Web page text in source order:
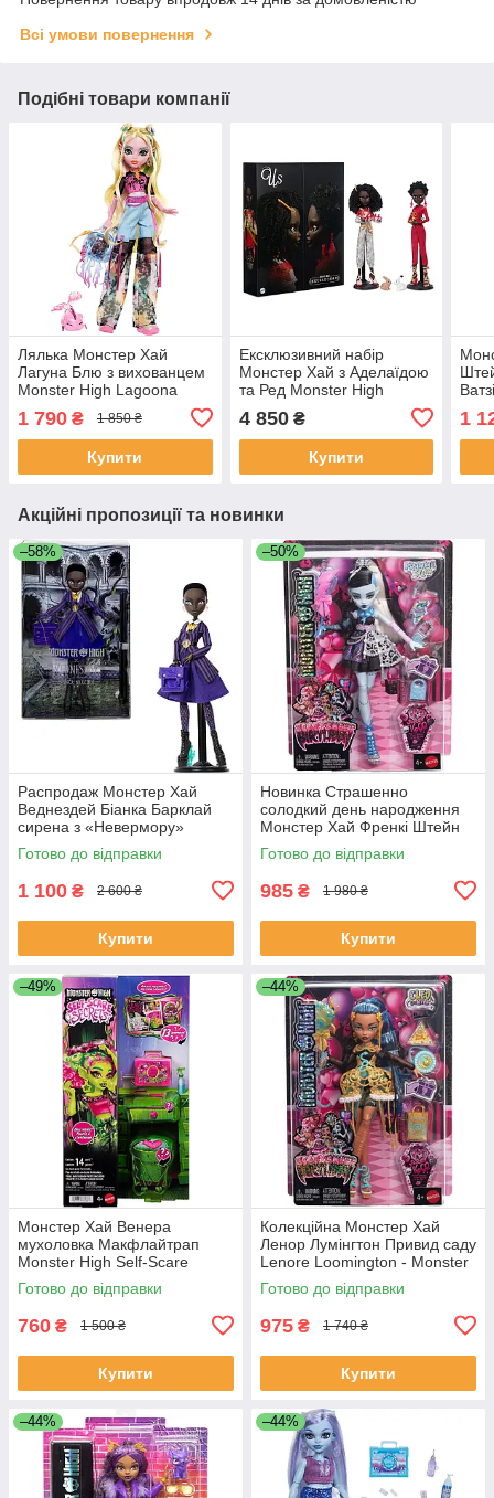
Всі умови повернення
Подібні товари компанії
Лялька Монстер Хай
Лагуна Блю з вихованцем
Monster High Lagoona
Blue with Pet Fish Neptuna
HXH75
1 790 ₴ 1 850 ₴
Купити
Ексклюзивний набір
Монстер Хай з Аделаїдою
та Ред Monster High
Skullector Us Adelaide and
Red 2-Pack HYV97
4 850₴
Купити
1
Акційні пропозиції та новинки
–58%
Распродаж Монстер Хай
Веднездей Біанка Барклай
сирена з «Невермору»
Monster High x Wednesday:
Bianca Barclay JDR71
Готово до відправки
1 100 ₴ 2 600 ₴
Купити
–50%
Новинка Страшенно
солодкий день народження
Монстер Хай Френкі Штейн
Monster High Scary Sweet
Birthday
Готово до відправки
985 ₴ 1 980 ₴
Купити
–49%
Монстер Хай Венера
мухоловка Макфлайтрап
Monster High Self-Scare
Secrets Venus McFlytrap Doll
JHK45
Готово до відправки
760 ₴ 1 500 ₴
Купити
–44%
Колекційна Монстер Хай
Ленор Лумінгтон Привид саду
Lenore Loomington - Monster
High HRP94
Готово до відправки
975 ₴ 1 740 ₴
Купити
–44% –44%